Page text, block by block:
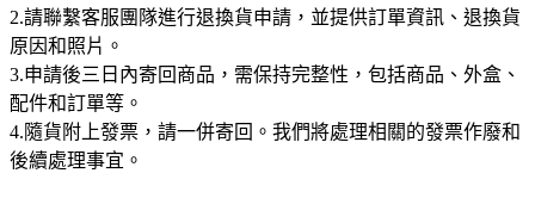
2.請聯繫客服團隊進行退換貨申請，並提供訂單資訊、退換貨
原因和照片。
3.申請後三日內寄回商品，需保持完整性，包括商品、外盒、
配件和訂單等。
4.隨貨附上發票，請一併寄回。我們將處理相關的發票作廢和
後續處理事宜。